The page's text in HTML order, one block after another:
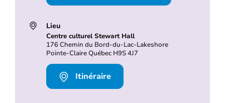
Lieu
Centre culturel Stewart Hall
176 Chemin du Bord-du-Lac-Lakeshore
Pointe-Claire Québec H9S 4J7
Itinéraire